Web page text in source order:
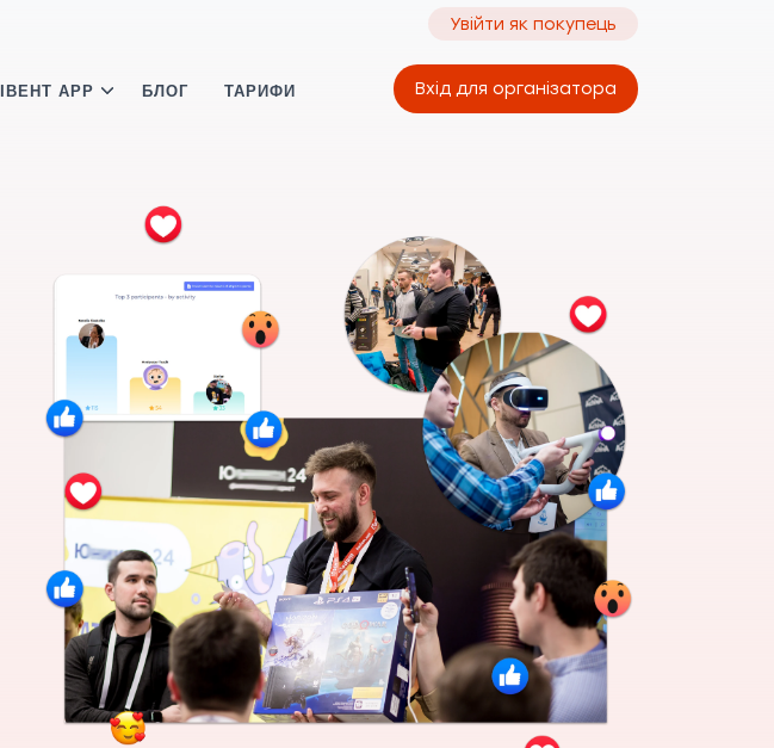
Увійти як покупець
Вхід для організатора
ІВЕНТ APP БЛОГ ТАРИФИ